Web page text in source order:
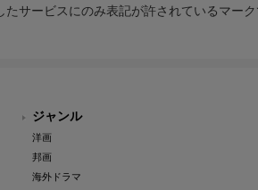
たサービスにのみ表記が許されているマーク
ジャンル
洋画
邦画
海外ドラマ